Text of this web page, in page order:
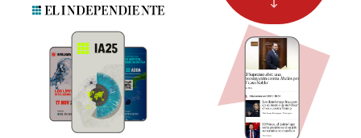
Quiénes somos
Especificaciones